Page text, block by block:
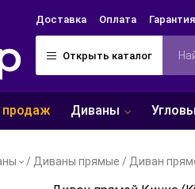
Доставка Оплата Гарантия
Открыть каталог
Диваны
/ Диваны прямые / Диван